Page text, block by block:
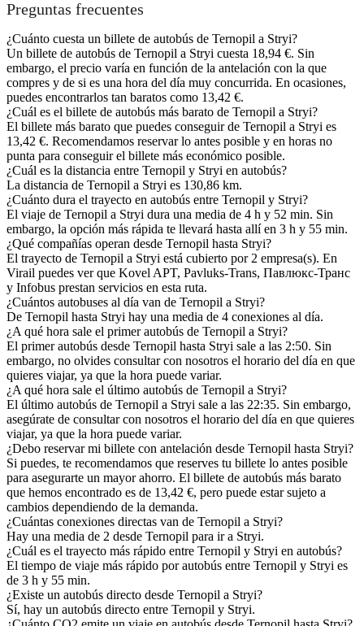
Preguntas frecuentes
¿Cuánto cuesta un billete de autobús de Ternopil a Stryi?
Un billete de autobús de Ternopil a Stryi cuesta 18,94 €. Sin
embargo, el precio varía en función de la antelación con la que
compres y de si es una hora del día muy concurrida. En ocasiones,
puedes encontrarlos tan baratos como 13,42 €.
¿Cuál es el billete de autobús más barato de Ternopil a Stryi?
El billete más barato que puedes conseguir de Ternopil a Stryi es
13,42 €. Recomendamos reservar lo antes posible y en horas no
punta para conseguir el billete más económico posible.
¿Cuál es la distancia entre Ternopil y Stryi en autobús?
La distancia de Ternopil a Stryi es 130,86 km.
¿Cuánto dura el trayecto en autobús entre Ternopil y Stryi?
El viaje de Ternopil a Stryi dura una media de 4 h y 52 min. Sin
embargo, la opción más rápida te llevará hasta allí en 3 h y 55 min.
¿Qué compañías operan desde Ternopil hasta Stryi?
El trayecto de Ternopil a Stryi está cubierto por 2 empresa(s). En
Virail puedes ver que Kovel APT, Pavluks-Trans, Павлюкс-Транс
y Infobus prestan servicios en esta ruta.
¿Cuántos autobuses al día van de Ternopil a Stryi?
De Ternopil hasta Stryi hay una media de 4 conexiones al día.
¿A qué hora sale el primer autobús de Ternopil a Stryi?
El primer autobús desde Ternopil hasta Stryi sale a las 2:50. Sin
embargo, no olvides consultar con nosotros el horario del día en que
quieres viajar, ya que la hora puede variar.
¿A qué hora sale el último autobús de Ternopil a Stryi?
El último autobús de Ternopil a Stryi sale a las 22:35. Sin embargo,
asegúrate de consultar con nosotros el horario del día en que quieres
viajar, ya que la hora puede variar.
¿Debo reservar mi billete con antelación desde Ternopil hasta Stryi?
Si puedes, te recomendamos que reserves tu billete lo antes posible
para asegurarte un mayor ahorro. El billete de autobús más barato
que hemos encontrado es de 13,42 €, pero puede estar sujeto a
cambios dependiendo de la demanda.
¿Cuántas conexiones directas van de Ternopil a Stryi?
Hay una media de 2 desde Ternopil para ir a Stryi.
¿Cuál es el trayecto más rápido entre Ternopil y Stryi en autobús?
El tiempo de viaje más rápido por autobús entre Ternopil y Stryi es
de 3 h y 55 min.
¿Existe un autobús directo desde Ternopil a Stryi?
Sí, hay un autobús directo entre Ternopil y Stryi.